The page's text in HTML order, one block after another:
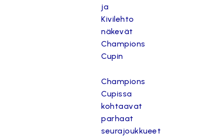
ja
Kivilehto
näkevät
Champions
Cupin
Champions
Cupissa
kohtaavat
parhaat
seurajoukkueet